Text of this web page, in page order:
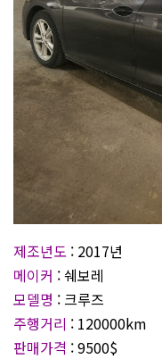
제조년도 : 2017년
메이커 : 쉐보레
모델명 : 크루즈
주행거리 : 120000km
판매가격 : 9500$